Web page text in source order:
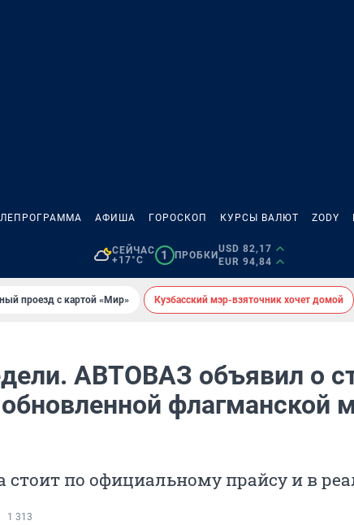
АФИША ГОРОСКОП КУРСЫ ВАЛЮТ ZODY
СЕЙЧАС
+17°C
1 ПРОБКИ
USD 82,17
EUR 94,84
проезд с картой «Мир» Кузбасский мэр-взяточник хочет домой
АВТОВАЗ объявил о
флагманской
стоит по официальному прайсу и в
1 313